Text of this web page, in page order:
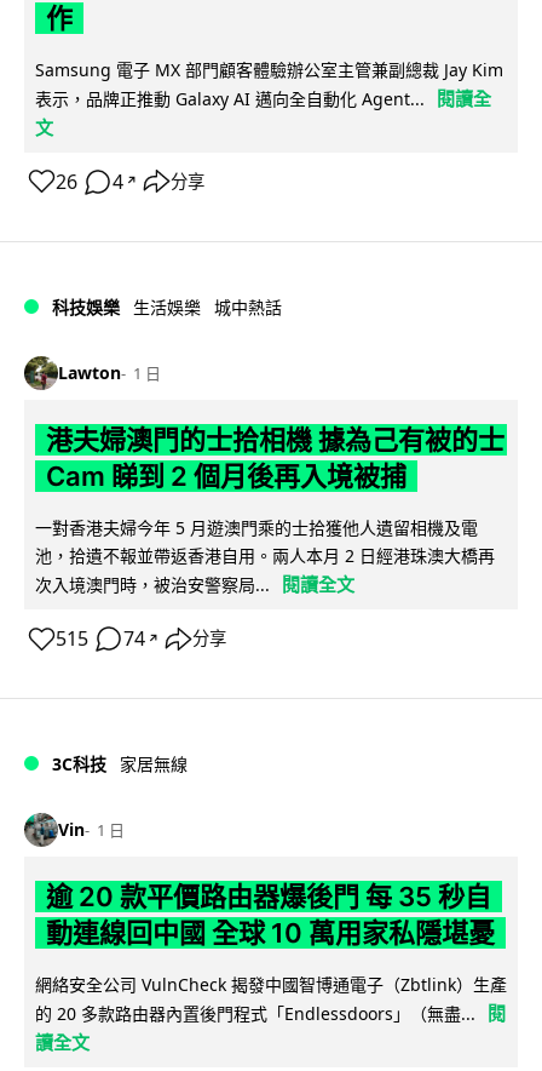
作
Samsung 電子 MX 部門顧客體驗辦公室主管兼副總裁 Jay Kim
表示，品牌正推動 Galaxy AI 邁向全自動化 Agent...
閱讀全
文
26 4 ↗ 分享
科技娛樂 生活娛樂 城中熱話
Lawton 1 日
港夫婦澳門的士拾相機 據為己有被的士
Cam 睇到 2 個月後再入境被捕
一對香港夫婦今年 5 月遊澳門乘的士拾獲他人遺留相機及電
池，拾遺不報並帶返香港自用。兩人本月 2 日經港珠澳大橋再
次入境澳門時，被治安警察局...
閱讀全文
515 74 ↗ 分享
3C科技 家居無線
Vin 1 日
逾 20 款平價路由器爆後門 每 35 秒自
動連線回中國 全球 10 萬用家私隱堪憂
網絡安全公司 VulnCheck 揭發中國智博通電子（Zbtlink）生產
的 20 多款路由器內置後門程式「Endlessdoors」（無盡...
閱
讀全文